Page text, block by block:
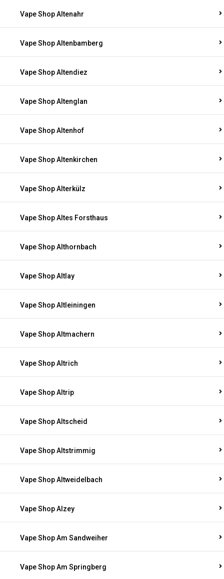
Vape Shop Altenahr
Vape Shop Altenbamberg
Vape Shop Altendiez
Vape Shop Altenglan
Vape Shop Altenhof
Vape Shop Altenkirchen
Vape Shop Alterkülz
Vape Shop Altes Forsthaus
Vape Shop Althornbach
Vape Shop Altlay
Vape Shop Altleiningen
Vape Shop Altmachern
Vape Shop Altrich
Vape Shop Altrip
Vape Shop Altscheid
Vape Shop Altstrimmig
Vape Shop Altweidelbach
Vape Shop Alzey
Vape Shop Am Sandweiher
Vape Shop Am Springberg